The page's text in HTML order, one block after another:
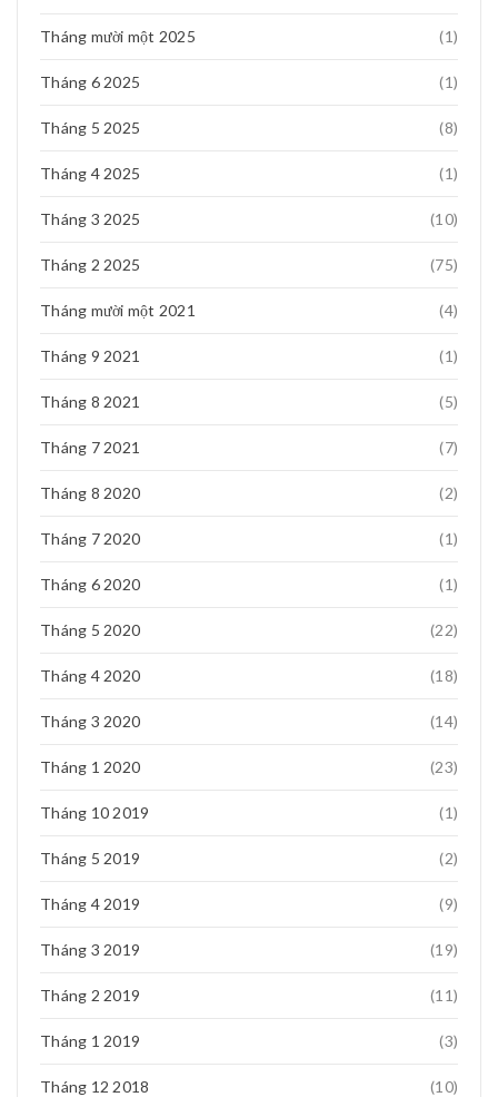
2 cái 720 HD : 0976416684
Tháng mười một 2025 (1)
Tháng 6 2025 (1)
Tháng 5 2025 (8)
Tháng 4 2025 (1)
Tháng 3 2025 (10)
Tháng 2 2025 (75)
Tháng mười một 2021 (4)
Tháng 9 2021 (1)
Tháng 8 2021 (5)
Tháng 7 2021 (7)
Tháng 8 2020 (2)
Tháng 7 2020 (1)
Tháng 6 2020 (1)
Tháng 5 2020 (22)
Tháng 4 2020 (18)
Tháng 3 2020 (14)
Tháng 1 2020 (23)
Tháng 10 2019 (1)
Tháng 5 2019 (2)
Tháng 4 2019 (9)
Tháng 3 2019 (19)
Tháng 2 2019 (11)
Tháng 1 2019 (3)
Tháng 12 2018 (10)